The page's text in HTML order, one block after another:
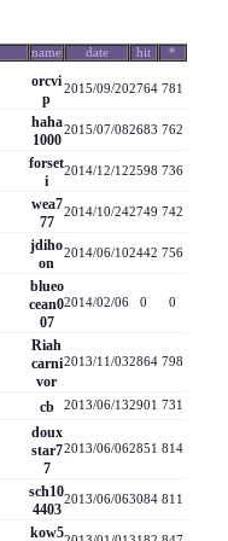
name date hit *
orcvi
p
2015/09/202764 781
haha
1000
2015/07/082683 762
forset
i
2014/12/122598 736
wea7
77
2014/10/242749 742
jdiho
on
2014/06/102442 756
blueo
cean0
07
2014/02/06 0 0
Riah
carni
vor
2013/11/032864 798
cb 2013/06/132901 731
doux
star7
7
2013/06/062851 814
sch10
4403
2013/06/063084 811
kow5